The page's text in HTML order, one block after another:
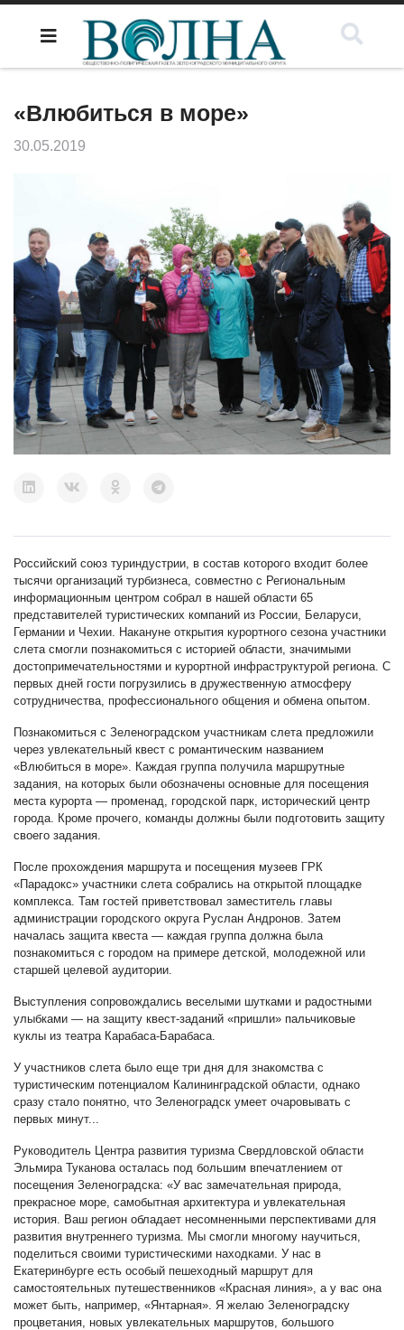
«Влюбиться в море»
30.05.2019
Российский союз туриндустрии, в состав которого входит более
тысячи организаций турбизнеса, совместно с Региональным
информационным центром собрал в нашей области 65
представителей туристических компаний из России, Беларуси,
Германии и Чехии. Накануне открытия курортного сезона участники
слета смогли познакомиться с историей области, значимыми
достопримечательностями и курортной инфраструктурой региона. С
первых дней гости погрузились в дружественную атмосферу
сотрудничества, профессионального общения и обмена опытом.
Познакомиться с Зеленоградском участникам слета предложили
через увлекательный квест с романтическим названием
«Влюбиться в море». Каждая группа получила маршрутные
задания, на которых были обозначены основные для посещения
места курорта — променад, городской парк, исторический центр
города. Кроме прочего, команды должны были подготовить защиту
своего задания.
После прохождения маршрута и посещения музеев ГРК
«Парадокс» участники слета собрались на открытой площадке
комплекса. Там гостей приветствовал заместитель главы
администрации городского округа Руслан Андронов. Затем
началась защита квеста — каждая группа должна была
познакомиться с городом на примере детской, молодежной или
старшей целевой аудитории.
Выступления сопровождались веселыми шутками и радостными
улыбками — на защиту квест-заданий «пришли» пальчиковые
куклы из театра Карабаса-Барабаса.
У участников слета было еще три дня для знакомства с
туристическим потенциалом Калининградской области, однако
сразу стало понятно, что Зеленоградск умеет очаровывать с
первых минут...
Руководитель Центра развития туризма Свердловской области
Эльмира Туканова осталась под большим впечатлением от
посещения Зеленоградска: «У вас замечательная природа,
прекрасное море, самобытная архитектура и увлекательная
история. Ваш регион обладает несомненными перспективами для
развития внутреннего туризма. Мы смогли многому научиться,
поделиться своими туристическими находками. У нас в
Екатеринбурге есть особый пешеходный маршрут для
самостоятельных путешественников «Красная линия», а у вас она
может быть, например, «Янтарная». Я желаю Зеленоградску
процветания, новых увлекательных маршрутов, большого